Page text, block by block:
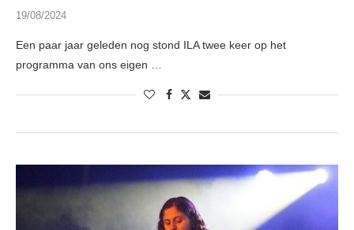
19/08/2024
Een paar jaar geleden nog stond ILA twee keer op het
programma van ons eigen …